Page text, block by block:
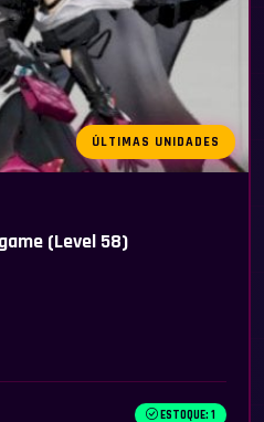
ÚLTIMAS UNIDADES
(Level 58)
ESTOQUE: 1